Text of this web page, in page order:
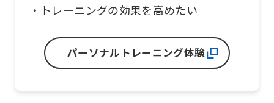
・トレーニングの効果を高めたい
パーソナルトレーニング体験